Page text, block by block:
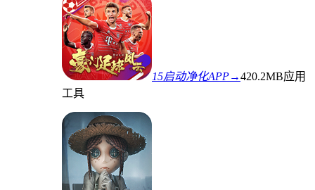
15启动净化APP→420.2MB应用
工具